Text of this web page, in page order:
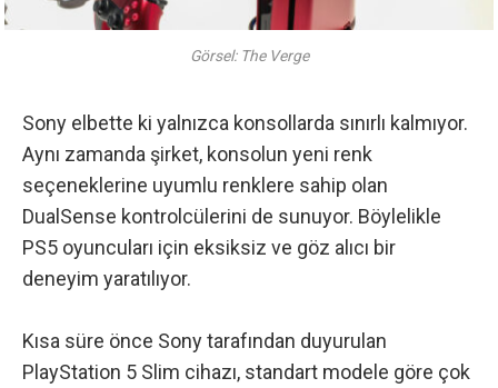
Görsel: The Verge
Sony elbette ki yalnızca konsollarda sınırlı kalmıyor.
Aynı zamanda şirket, konsolun yeni renk
seçeneklerine uyumlu renklere sahip olan
DualSense kontrolcülerini de sunuyor. Böylelikle
PS5 oyuncuları için eksiksiz ve göz alıcı bir
deneyim yaratılıyor.
Kısa süre önce Sony tarafından duyurulan
PlayStation 5 Slim cihazı, standart modele göre çok